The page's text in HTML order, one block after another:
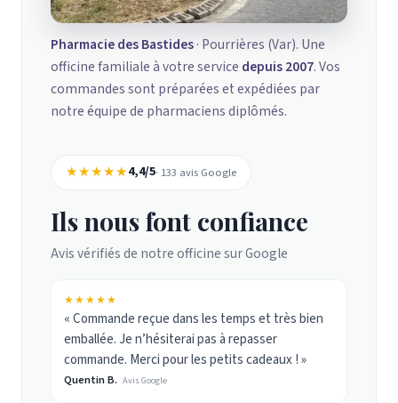
Pharmacie des Bastides· Pourrières (Var). Une
officine familiale à votre service depuis 2007. Vos
commandes sont préparées et expédiées par
notre équipe de pharmaciens diplômés.
★★★★★4,4/5· 133 avis Google
Ils nous font confiance
Avis vérifiés de notre officine sur Google
★★★★★
« Commande reçue dans les temps et très bien
emballée. Je n’hésiterai pas à repasser
commande. Merci pour les petits cadeaux ! »
Quentin B. Avis Google